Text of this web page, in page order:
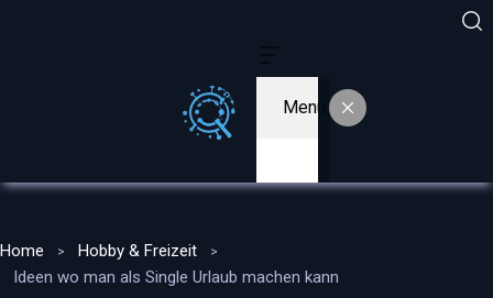
Menu
Home
Hobby & Freizeit
Ideen wo man als Single Urlaub machen kann